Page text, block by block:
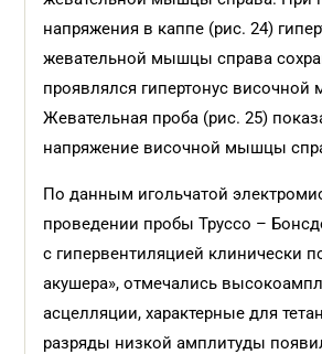
напряжения в каппе (рис. 24)
жевательной мышцы справа
проявлялся гипертонус
Жевательная проба (рис. 25)
напряжение височной мышцы
По данным игольчатой
проведении пробы Труссо –
с гипервентиляцией клинически
акушера», отмечались
асцелляции, характерные для
разряды низкой амплитуды